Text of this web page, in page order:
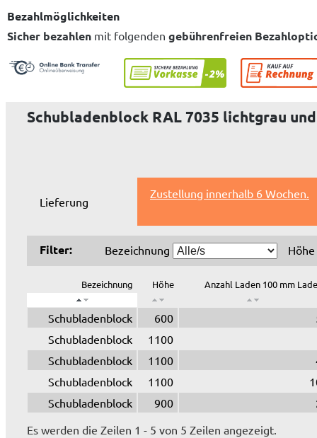
Bezahlmöglichkeiten
Sicher bezahlen mit folgenden gebührenfreien
Schubladenblock RAL 7035 lichtgrau
Lieferung
Zustellung innerhalb 6 Wochen.
Filter: Bezeichnung Höhe
Bezeichnung Höhe Anzahl Laden 100 mm
Schubladenblock 600
Schubladenblock
1100
Schubladenblock
1100
Schubladenblock
1100
Schubladenblock
900
Es werden die Zeilen 1 - 5 von 5 Zeilen angezeigt.